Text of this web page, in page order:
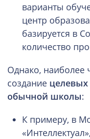
варианты
центр
базируется в
количество
Однако, наиболее
создание целевых
обычной школы:
К примеру, в